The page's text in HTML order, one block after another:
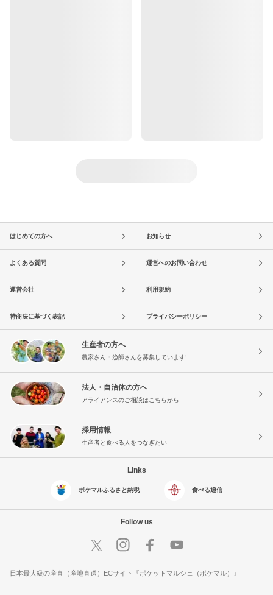
はじめての方へ お知らせ
よくある質問 運営へのお問い合わせ
運営会社 利用規約
特商法に基づく表記 プライバシーポリシー
生産者の方へ
農家さん・漁師さんを募集しています!
法人・自治体の方へ
アライアンスのご相談はこちらから
採用情報
生産者と食べる人をつなぎたい
Links
ポケマルふるさと納税 食べる通信
Follow us
日本最大級の産直（産地直送）ECサイト『ポケットマルシェ（ポケマル）』